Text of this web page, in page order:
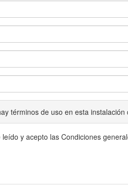
términos de uso en esta instalación
leído y acepto las Condiciones